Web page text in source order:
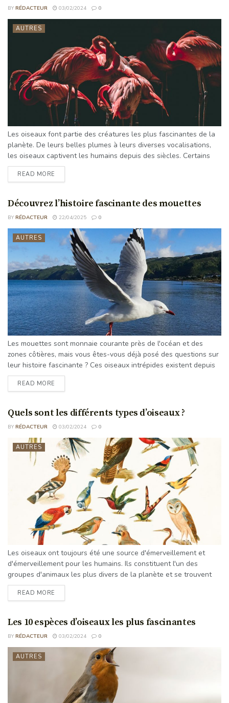
BY RÉDACTEUR 03/02/2024 0
AUTRES
Les oiseaux font partie des créatures les plus fascinantes de la
planète. De leurs belles plumes à leurs diverses vocalisations,
les oiseaux captivent les humains depuis des siècles. Certains
oiseaux sont particulièrement connus pour leurs caractéristiques,
leurs comportements ou leurs habitats uniques. Dans ce billet de
monde, de l'aigle majestueux au pingouin original. Nous
étudierons ...
READ MORE
Découvrez l’histoire fascinante des mouettes
BY RÉDACTEUR 22/04/2025 0
AUTRES
Les mouettes sont monnaie courante près de l'océan et des
zones côtières, mais vous êtes-vous déjà posé des questions sur
leur histoire fascinante ? Ces oiseaux intrépides existent depuis
longtemps et ont évolué au fil des ans pour s'adapter à leur
environnement. Ils sont connus pour leurs plumes blanches et
entend souvent le long du rivage. ...
READ MORE
Quels sont les différents types d’oiseaux ?
BY RÉDACTEUR 03/02/2024 0
AUTRES
Les oiseaux ont toujours été une source d'émerveillement et
d'émerveillement pour les humains. Ils constituent l'un des
groupes d'animaux les plus divers de la planète et se trouvent
dans presque tous les coins du monde. Du plus petit colibri au
majestueux pygargue à tête blanche, les oiseaux sont de toutes
permettent de survivre et de prospérer dans ...
READ MORE
Les 10 espèces d’oiseaux les plus fascinantes
BY RÉDACTEUR 03/02/2024 0
AUTRES